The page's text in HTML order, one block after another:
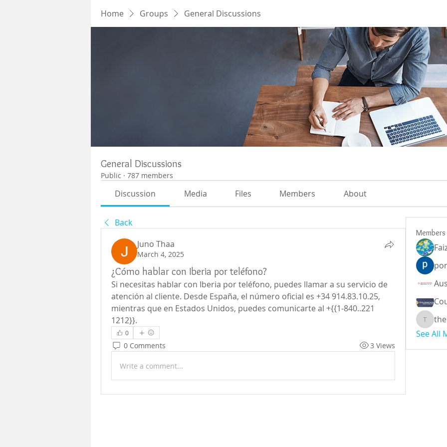
Home Groups General Discussions
General Discussions
Public · 787 members
Discussion Media Files Members About
Back
Juno Thaa
March 4, 2025
¿Cómo hablar con Iberia por teléfono?
Si necesitas hablar con Iberia por teléfono, puedes llamar a su servicio de
atención al cliente. Desde España, el número oficial es +34 914.83.10.25,
mientras que en Estados Unidos, puedes comunicarte al +{{1-840..221
1212}}.
0
0 Comments 3 Views
Write a comment...
Members
See All